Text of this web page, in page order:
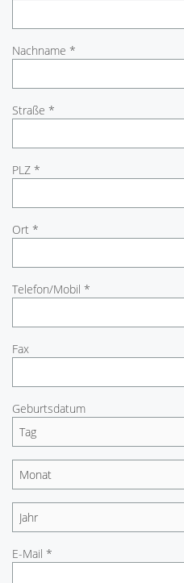
Nachname *
Straße *
PLZ *
Ort *
Telefon/Mobil *
Fax
Geburtsdatum
E-Mail *